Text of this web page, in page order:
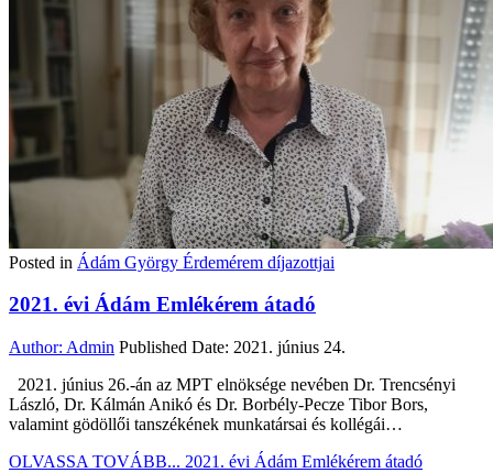
Posted in Ádám György Érdemérem díjazottjai
2021. évi Ádám Emlékérem átadó
Author: Admin Published Date: 2021. június 24.
2021. június 26.-án az MPT elnöksége nevében Dr. Trencsényi
László, Dr. Kálmán Anikó és Dr. Borbély-Pecze Tibor Bors,
valamint gödöllői tanszékének munkatársai és kollégái…
OLVASSA TOVÁBB... 2021. évi Ádám Emlékérem átadó